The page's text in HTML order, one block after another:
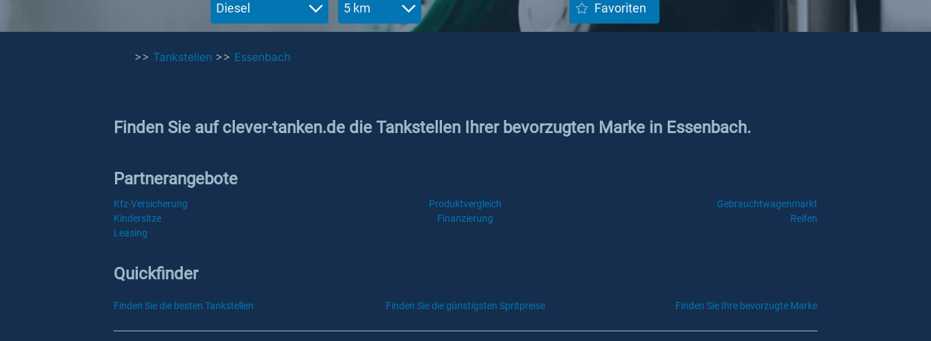
Diesel 5 km Favoriten
>> Tankstellen >> Essenbach
Finden Sie auf clever-tanken.de die Tankstellen Ihrer bevorzugten Marke in Essenbach.
Partnerangebote
Kfz-Versicherung Produktvergleich
Gebrauchtwagenmarkt
Kindersitze
Finanzierung
Reifen
Leasing
Quickfinder
Finden Sie die besten Tankstellen Finden Sie die günstigsten Spritpreise Finden Sie Ihre bevorzugte Marke